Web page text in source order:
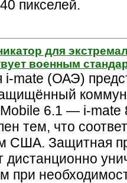
пикселей.
для
военным
i-mate (ОАЭ)
6.1 — i-mate
тем, что
США. Защитная
дистанционно
при